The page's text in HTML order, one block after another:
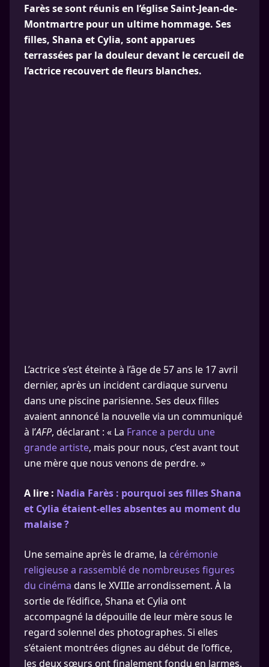
Farès se sont réunis en l’église Saint-Jean-de-
Montmartre pour un ultime hommage. Ses
filles, Shana et Cylia, sont apparues
terrassées par la douleur devant le cercueil de
l’actrice recouvert de fleurs blanches.
L’actrice s’est éteinte à l’âge de 57 ans le 17 avril
dernier, après un incident cardiaque survenu
dans une piscine parisienne. Ses deux filles
avaient annoncé la nouvelle via un communiqué
à l’AFP, déclarant : « La France a perdu une
grande artiste, mais pour nous, c’est avant tout
une mère que nous venons de perdre. »
A lire : Nadia Farès : pourquoi ses filles Shana
et Cylia étaient-elles absentes au moment du
malaise ?
Une semaine après le drame, la cérémonie
religieuse a rassemblé de nombreuses figures
du cinéma dans le XVIIIe arrondissement. À la
sortie de l’édifice, Shana et Cylia ont
accompagné la dépouille de leur mère sous le
regard solennel des photographes. Si elles
s’étaient montrées dignes au début de l’office,
les deux sœurs ont finalement fondu en larmes.